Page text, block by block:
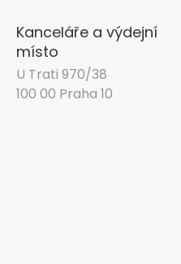
Kanceláře a výdejní
místo
U Trati 970/38
100 00 Praha 10